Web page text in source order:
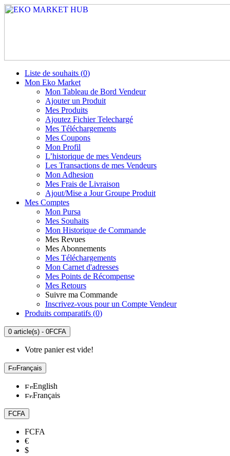
Liste de souhaits (0)
Mon Eko Market
Mon Tableau de Bord Vendeur
Ajouter un Produit
Mes Produits
Ajoutez Fichier Telechargé
Mes Téléchargements
Mes Coupons
Mon Profil
L’historique de mes Vendeurs
Les Transactions de mes Vendeurs
Mon Adhesion
Mes Frais de Livraison
Ajout/Mise a Jour Groupe Produit
Mes Comptes
Mon Pursa
Mes Souhaits
Mon Historique de Commande
Mes Revues
Mes Abonnements
Mes Téléchargements
Mon Carnet d'adresses
Mes Points de Récompense
Mes Retours
Suivre ma Commande
Inscrivez-vous pour un Compte Vendeur
Produits comparatifs (0)
0 article(s) - 0FCFA
Votre panier est vide!
Français
English
Français
FCFA
FCFA
€
$